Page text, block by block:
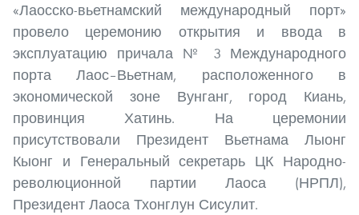
«Лаосско-вьетнамский международный порт»
провело церемонию открытия и ввода в
эксплуатацию причала № 3 Международного
порта Лаос–Вьетнам, расположенного в
экономической зоне Вунганг, город Киань,
провинция Хатинь. На церемонии
присутствовали Президент Вьетнама Лыонг
Кыонг и Генеральный секретарь ЦК Народно-
революционной партии Лаоса (НРПЛ),
Президент Лаоса Тхонглун Сисулит.